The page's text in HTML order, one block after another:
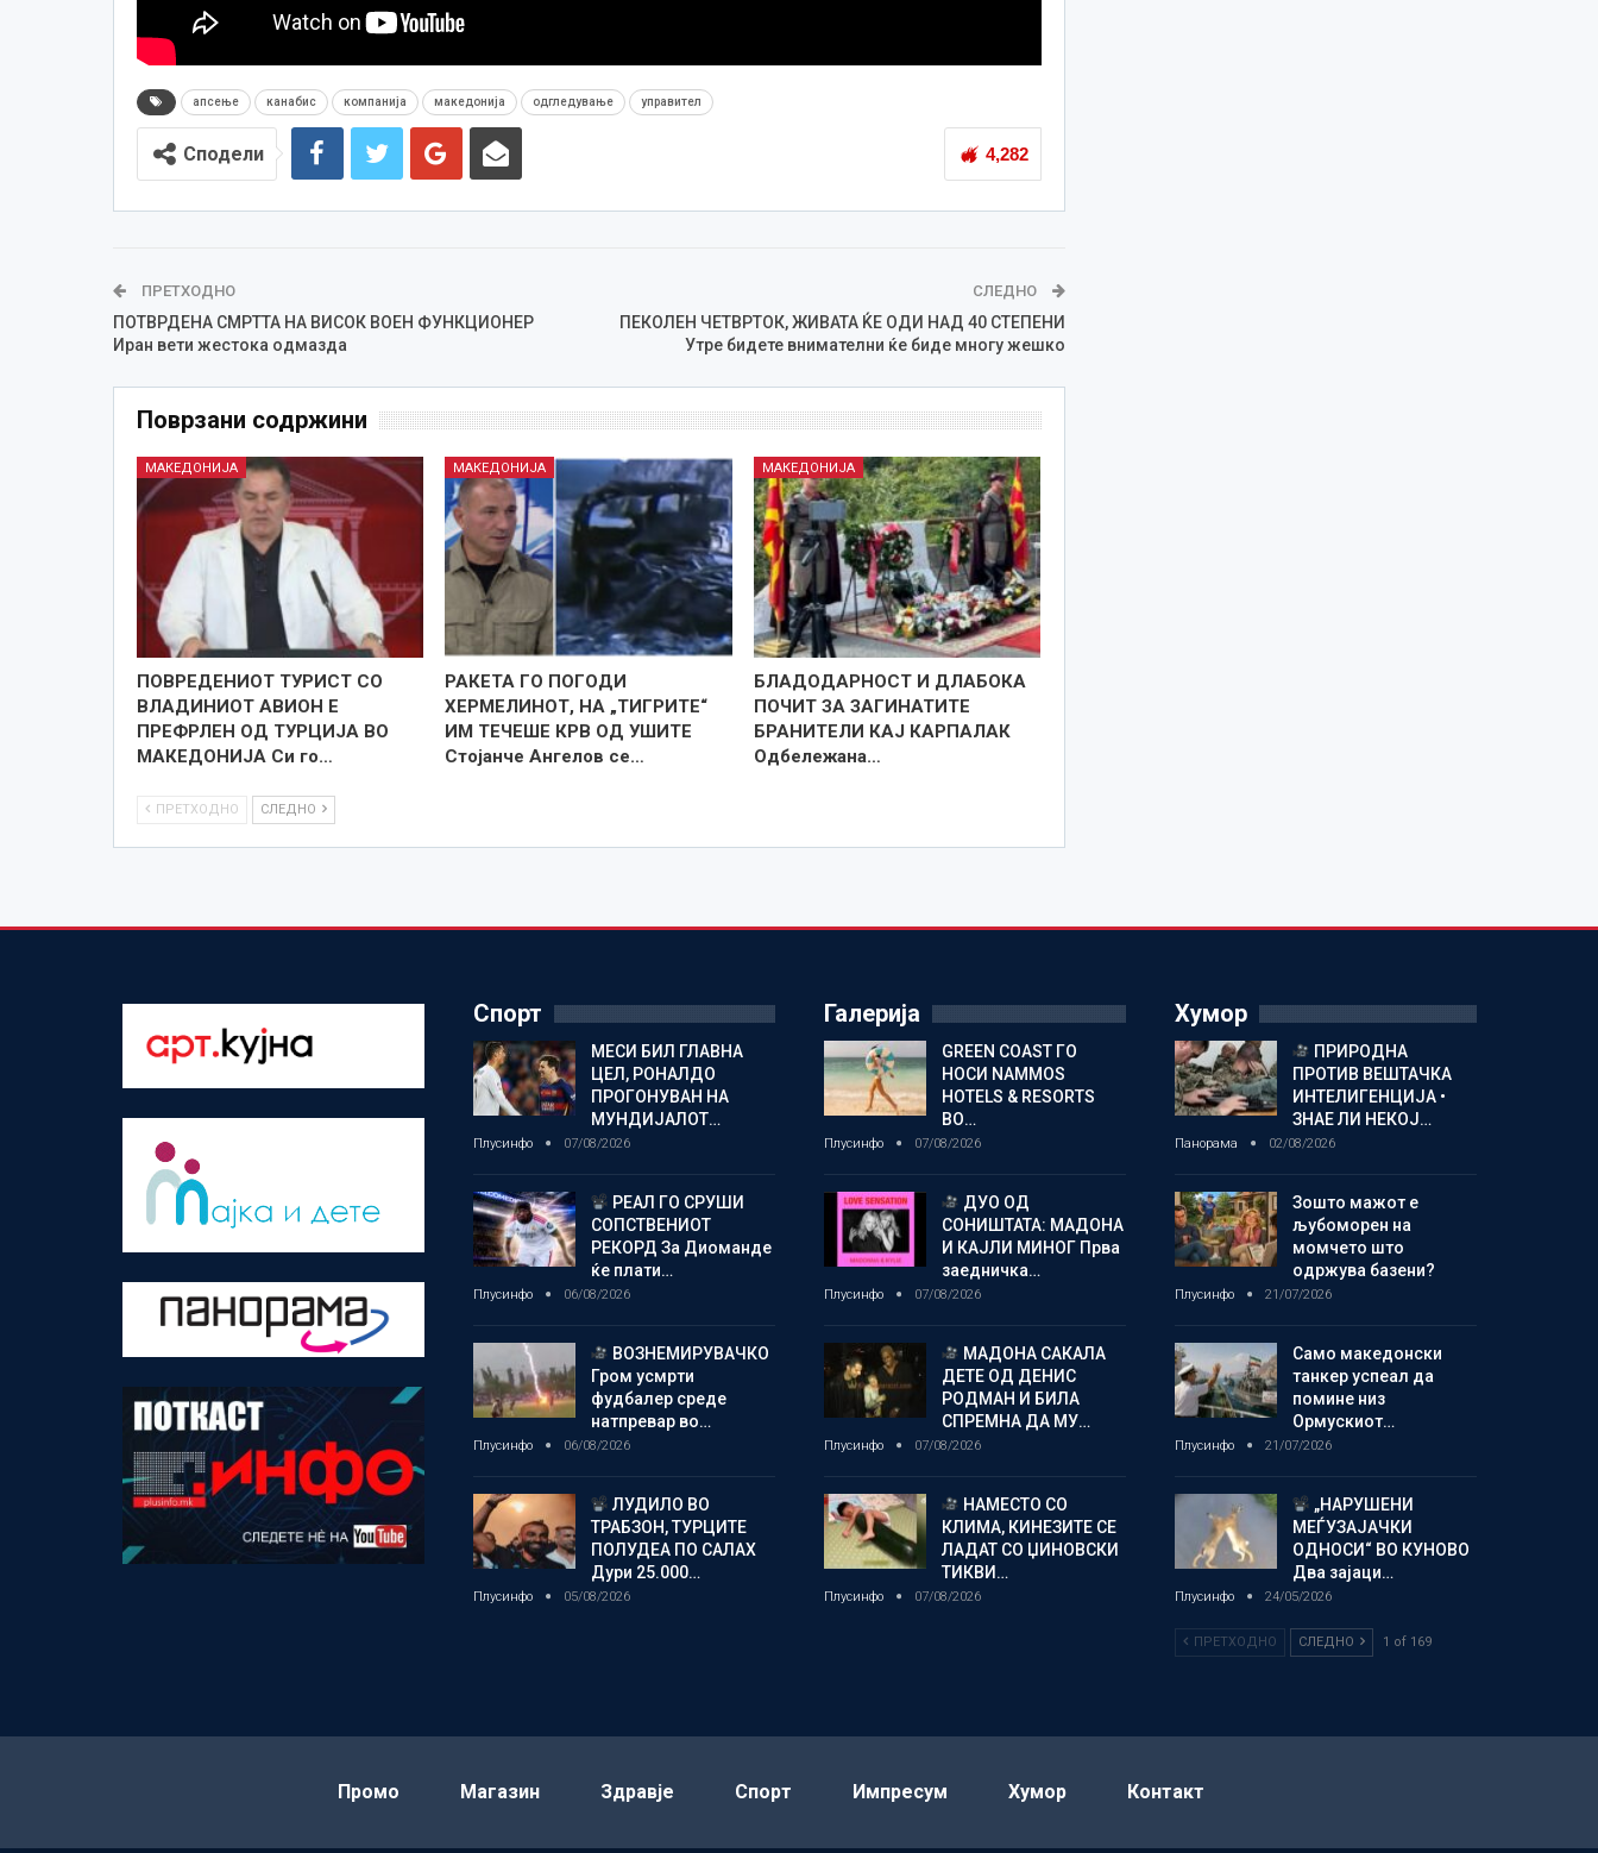
апсење канабис компанија македонија одгледување управител
4,282
Сподели
ПРЕТХОДНО
ПОТВРДЕНА СМРТТА НА ВИСОК ВОЕН ФУНКЦИОНЕР
Иран вети жестока одмазда
СЛЕДНО
ПЕКОЛЕН ЧЕТВРТОК, ЖИВАТА ЌЕ ОДИ НАД 40 СТЕПЕНИ
Утре бидете внимателни ќе биде многу жешко
Поврзани содржини
МАКЕДОНИЈА
ПОВРЕДЕНИОТ ТУРИСТ СО
ВЛАДИНИОТ АВИОН Е
ПРЕФРЛЕН ОД ТУРЦИЈА ВО
МАКЕДОНИЈА Си го…
МАКЕДОНИЈА
РАКЕТА ГО ПОГОДИ
ХЕРМЕЛИНОТ, НА „ТИГРИТЕ“
ИМ ТЕЧЕШЕ КРВ ОД УШИТЕ
Стојанче Ангелов се…
МАКЕДОНИЈА
БЛАДОДАРНОСТ И ДЛАБОКА
ПОЧИТ ЗА ЗАГИНАТИТЕ
БРАНИТЕЛИ КАЈ КАРПАЛАК
Одбележана…
ПРЕТХОДНО СЛЕДНО
Спорт
МЕСИ БИЛ ГЛАВНА
ЦЕЛ, РОНАЛДО
ПРОГОНУВАН НА
МУНДИЈАЛОТ…
Плусинфо 07/08/2026
РЕАЛ ГО СРУШИ
СОПСТВЕНИОТ
РЕКОРД За Диоманде
ќе плати…
Плусинфо 06/08/2026
ВОЗНЕМИРУВАЧКО
Гром усмрти
фудбалер среде
натпревар во…
Плусинфо 06/08/2026
ЛУДИЛО ВО
ТРАБЗОН, ТУРЦИТЕ
ПОЛУДЕА ПО САЛАХ
Дури 25.000…
Плусинфо 05/08/2026
Галерија
GREEN COAST ГО
НОСИ NAMMOS
HOTELS & RESORTS
ВО…
Плусинфо 07/08/2026
ДУО ОД
СОНИШТАТА: МАДОНА
И КАЈЛИ МИНОГ Прва
заедничка…
Плусинфо 07/08/2026
МАДОНА САКАЛА
ДЕТЕ ОД ДЕНИС
РОДМАН И БИЛА
СПРЕМНА ДА МУ…
Плусинфо 07/08/2026
НАМЕСТО СО
КЛИМА, КИНЕЗИТЕ СЕ
ЛАДАТ СО ЏИНОВСКИ
ТИКВИ…
Плусинфо 07/08/2026
Хумор
ПРИРОДНА
ПРОТИВ ВЕШТАЧКА
ИНТЕЛИГЕНЦИЈА •
ЗНАЕ ЛИ НЕКОЈ…
Панорама 02/08/2026
Зошто мажот е
љубоморен на
момчето што
одржува базени?
Плусинфо 21/07/2026
Само македонски
танкер успеал да
помине низ
Ормускиот…
Плусинфо 21/07/2026
„НАРУШЕНИ
МЕЃУЗАЈАЧКИ
ОДНОСИ“ ВО КУНОВО
Два зајаци…
Плусинфо 24/05/2026
ПРЕТХОДНО СЛЕДНО 1 of 169
Промо Магазин Здравје Спорт Импресум Хумор Контакт